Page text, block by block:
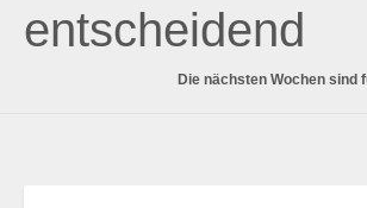
entscheidend
Die nächsten Wochen sind